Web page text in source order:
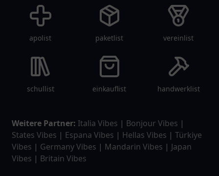
apolist paketlist vereinlist
schullist einkauflist handwerklist
Weitere Partner: Italia Vibes | Bonjour Vibes |
States Vibes | Espana Vibes | Hellas Vibes | Türkiye
Vibes | Germany Vibes | Mandarin Vibes | Japan
Vibes | Britain Vibes